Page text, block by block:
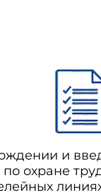
N 3)
и
охране